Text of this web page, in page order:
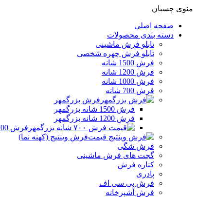
منوی چسبان
صفحه اصلی
دسته بندی محصولات
تابلو فرش ماشینی
تابلو فرش چهره شخصی
فرش 1500 شانه
فرش 1200 شانه
فرش 1000 شانه
فرش 700 شانه
فرش بزرگمهر
فرش 1500 شانه بزرگمهر
فرش 1200 شانه بزرگمهر
فرش 700 شانه بزرگمهر
فرش وینتیج (کهنه نما)
فرش شگی
گجت های فرش ماشینی
کناره فرش
پادری
فرش بی سی اف
فرش آشپرخانه